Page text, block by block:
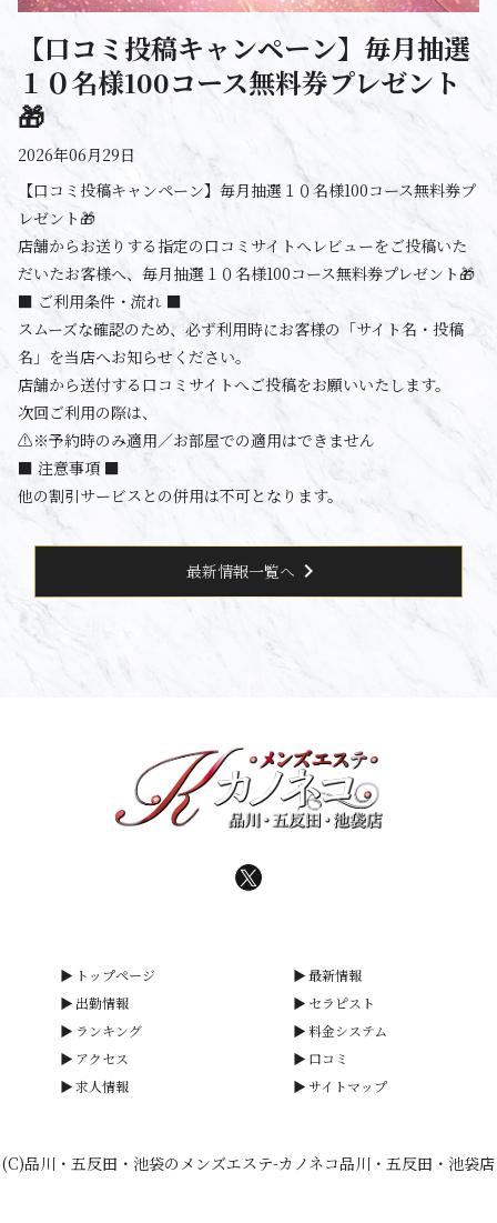
【口コミ投稿キャンペーン】毎月抽選
１０名様100コース無料券プレゼント
🎁
2026年06月29日
【口コミ投稿キャンペーン】毎月抽選１０名様100コース無料券プ
レゼント🎁
店舗からお送りする指定の口コミサイトへレビューをご投稿いた
だいたお客様へ、毎月抽選１０名様100コース無料券プレゼント🎁
■ ご利用条件・流れ ■
スムーズな確認のため、必ず利用時にお客様の「サイト名・投稿
名」を当店へお知らせください。
店舗から送付する口コミサイトへご投稿をお願いいたします。
次回ご利用の際は、
⚠️※予約時のみ適用／お部屋での適用はできません
■ 注意事項 ■
他の割引サービスとの併用は不可となります。
最新情報一覧へ chevron_right
トップページ
最新情報
出勤情報
セラピスト
ランキング
料金システム
アクセス
口コミ
求人情報
サイトマップ
(C)品川・五反田・池袋のメンズエステ-カノネコ品川・五反田・池袋店